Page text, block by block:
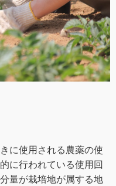
に使用される農薬の使
に行われている使用回
量が栽培地が属する地